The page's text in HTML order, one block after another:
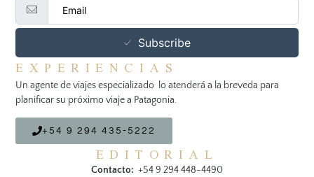
Subscribe
EXPERIENCIAS
Un agente de viajes especializado lo atenderá a la breveda para
planificar su próximo viaje a Patagonia.
+54 9 294 435-5222
EDITORIAL
Contacto: +54 9 294 448-4490